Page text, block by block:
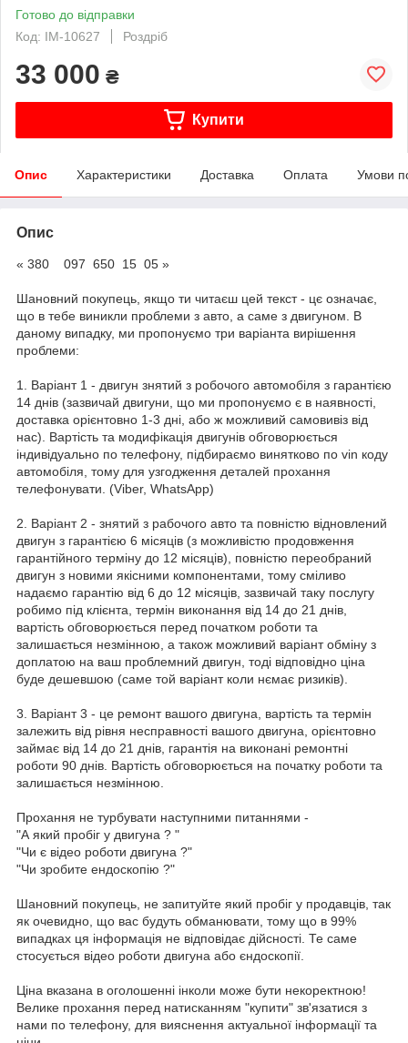
Готово до відправки
Код: IM-10627
Роздріб
33 000 ₴
Купити
Опис Характеристики Доставка Оплата Умови
Опис
« 380 097 650 15 05 »
Шановний покупець, якщо ти читаєш цей текст - цє означає,
що в тебе виникли проблеми з авто, а саме з двигуном. В
даному випадку, ми пропонуємо три варіанта вирішення
проблеми:
1. Варіант 1 - двигун знятий з робочого автомобіля з гарантією
14 днів (зазвичай двигуни, що ми пропонуємо є в наявності,
доставка орієнтовно 1-3 дні, або ж можливий самовивіз від
нас). Вартість та модифікація двигунів обговорюється
індивідуально по телефону, підбираємо винятково по vin коду
автомобіля, тому для узгодження деталей прохання
телефонувати. (Viber, WhatsApp)
2. Варіант 2 - знятий з рабочого авто та повністю відновлений
двигун з гарантією 6 місяців (з можливістю продовження
гарантійного терміну до 12 місяців), повністю переобраний
двигун з новими якісними компонентами, тому сміливо
надаємо гарантію від 6 до 12 місяців, зазвичай таку послугу
робимо під клієнта, термін виконання від 14 до 21 днів,
вартість обговорюється перед початком роботи та
залишається незмінною, а також можливий варіант обміну з
доплатою на ваш проблемний двигун, тоді відповідно ціна
буде дешевшою (саме той варіант коли нємає ризиків).
3. Варіант 3 - це ремонт вашого двигуна, вартість та термін
залежить від рівня несправності вашого двигуна, орієнтовно
займає від 14 до 21 днів, гарантія на виконані ремонтні
роботи 90 днів. Вартість обговорюється на початку роботи та
залишається незмінною.
Прохання не турбувати наступними питаннями -
"А який пробіг у двигуна ? "
"Чи є відео роботи двигуна ?"
"Чи зробите ендоскопію ?"
Шановний покупець, не запитуйте який пробіг у продавців, так
як очевидно, що вас будуть обманювати, тому що в 99%
випадках ця інформація не відповідає дійсності. Те саме
стосується відео роботи двигуна або єндоскопії.
Ціна вказана в оголошенні інколи може бути некоректною!
Велике прохання перед натисканням "купити" зв'язатися з
нами по телефону, для вияснення актуальної інформації та